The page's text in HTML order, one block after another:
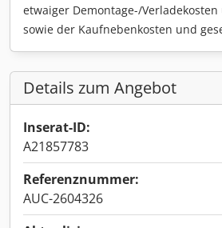
etwaiger Demontage-/
sowie der Kaufnebenkosten und
Details zum Angebot
Inserat-ID:
A21857783
Referenznummer:
AUC-2604326